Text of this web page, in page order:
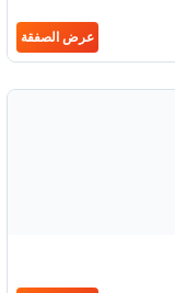
عرض الصفقة